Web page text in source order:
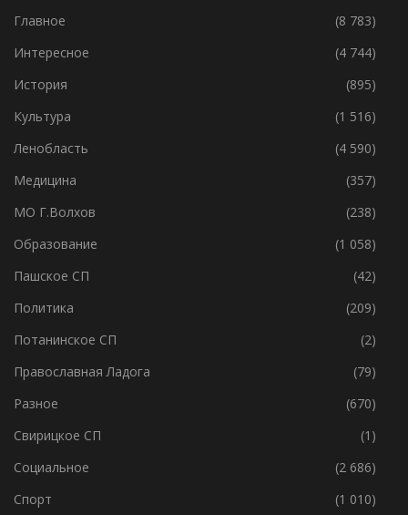
Главное
(8 783)
Интересное
(4 744)
История
(895)
Культура
(1 516)
Ленобласть
(4 590)
Медицина
(357)
МО Г.Волхов
(238)
Образование
(1 058)
Пашское СП
(42)
Политика
(209)
Потанинское СП
(2)
Православная Ладога
(79)
Разное
(670)
Свирицкое СП
(1)
Социальное
(2 686)
Спорт
(1 010)